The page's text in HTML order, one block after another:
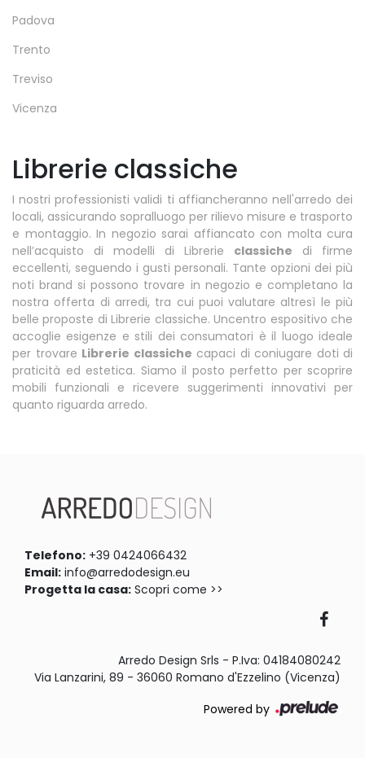
Padova
Trento
Treviso
Vicenza
Librerie classiche
I nostri professionisti validi ti affiancheranno nell'arredo dei
locali, assicurando sopralluogo per rilievo misure e trasporto
e montaggio. In negozio sarai affiancato con molta cura
nell’acquisto di modelli di Librerie classiche di firme
eccellenti, seguendo i gusti personali. Tante opzioni dei più
noti brand si possono trovare in negozio e completano la
nostra offerta di arredi, tra cui puoi valutare altresì le più
belle proposte di Librerie classiche. Uncentro espositivo che
accoglie esigenze e stili dei consumatori è il luogo ideale
per trovare Librerie classiche capaci di coniugare doti di
praticità ed estetica. Siamo il posto perfetto per scoprire
mobili funzionali e ricevere suggerimenti innovativi per
quanto riguarda arredo.
Telefono: +39 0424066432
Email: info@arredodesign.eu
Progetta la casa: Scopri come >>
Arredo Design Srls - P.Iva: 04184080242
Via Lanzarini, 89 - 36060 Romano d'Ezzelino (Vicenza)
Powered by